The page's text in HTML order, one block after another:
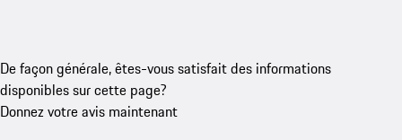
De façon générale, êtes-vous satisfait des informations
disponibles sur cette page?
Donnez votre avis maintenant